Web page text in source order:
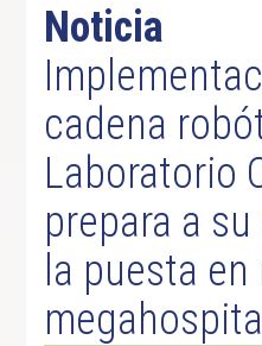
Noticia
cadena
Laboratorio
prepara a
la puesta
megahospital